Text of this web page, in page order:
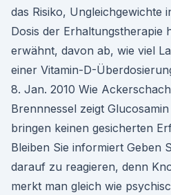
das Risiko, Ungleichgewichte
Dosis der Erhaltungstherapie
erwähnt, davon ab, wie viel
einer Vitamin-D-
8. Jan. 2010 Wie
Brennnessel zeigt
bringen keinen gesicherten
Bleiben Sie informiert Geben
darauf zu reagieren, denn
merkt man gleich wie